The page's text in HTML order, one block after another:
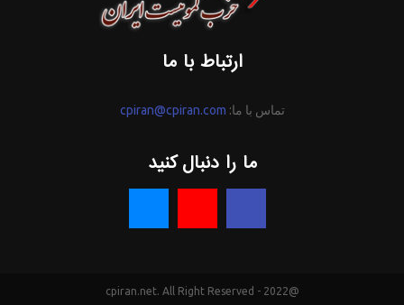
ارتباط با ما
تماس با ما: cpiran@cpiran.com
ما را دنبال کنید
@2022 - cpiran.net. All Right Reserved